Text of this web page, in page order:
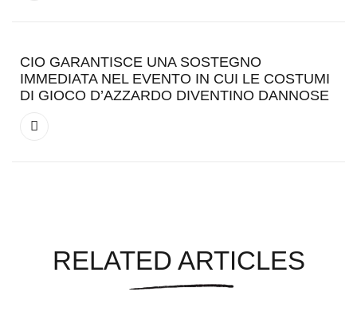
CIO GARANTISCE UNA SOSTEGNO
IMMEDIATA NEL EVENTO IN CUI LE COSTUMI
DI GIOCO D’AZZARDO DIVENTINO DANNOSE
RELATED ARTICLES